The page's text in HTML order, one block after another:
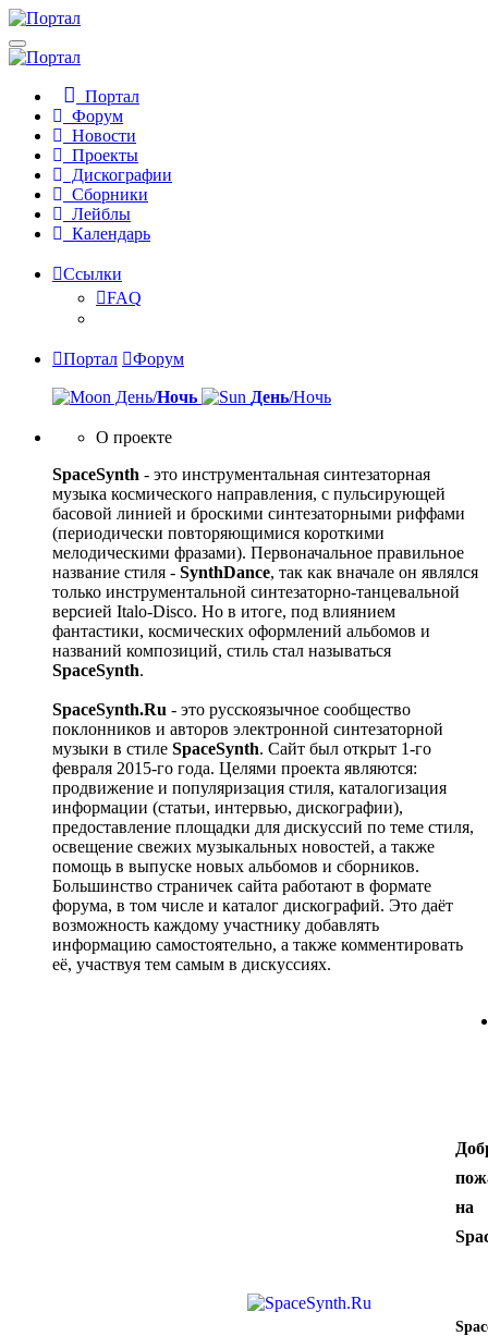
Портал
Форум
Новости
Проекты
Дискографии
Сборники
Лейблы
Календарь
Ссылки
FAQ
Портал Форум
День/Ночь День/Ночь
О проекте
SpaceSynth - это инструментальная синтезаторная
музыка космического направления, с пульсирующей
басовой линией и броскими синтезаторными риффами
(периодически повторяющимися короткими
мелодическими фразами). Первоначальное правильное
название стиля - SynthDance, так как вначале он являлся
только инструментальной синтезаторно-танцевальной
версией Italo-Disco. Но в итоге, под влиянием
фантастики, космических оформлений альбомов и
названий композиций, стиль стал называться
SpaceSynth.
SpaceSynth.Ru - это русскоязычное сообщество
поклонников и авторов электронной синтезаторной
музыки в стиле SpaceSynth. Сайт был открыт 1-го
февраля 2015-го года. Целями проекта являются:
продвижение и популяризация стиля, каталогизация
информации (статьи, интервью, дискографии),
предоставление площадки для дискуссий по теме стиля,
освещение свежих музыкальных новостей, а также
помощь в выпуске новых альбомов и сборников.
Большинство страничек сайта работают в формате
форума, в том числе и каталог дискографий. Это даёт
возможность каждому участнику добавлять
информацию самостоятельно, а также комментировать
её, участвуя тем самым в дискуссиях.
на